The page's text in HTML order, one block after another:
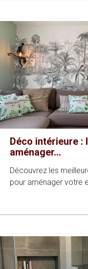
Déco intérieure :
aménager...
Découvrez les
pour aménager votre